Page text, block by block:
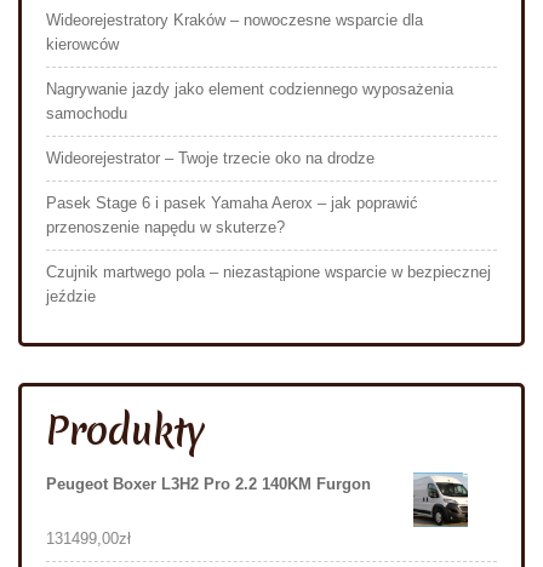
Wideorejestratory Kraków – nowoczesne wsparcie dla
kierowców
Nagrywanie jazdy jako element codziennego wyposażenia
samochodu
Wideorejestrator – Twoje trzecie oko na drodze
Pasek Stage 6 i pasek Yamaha Aerox – jak poprawić
przenoszenie napędu w skuterze?
Czujnik martwego pola – niezastąpione wsparcie w bezpiecznej
jeździe
Produkty
Peugeot Boxer L3H2 Pro 2.2 140KM Furgon
131499,00zł